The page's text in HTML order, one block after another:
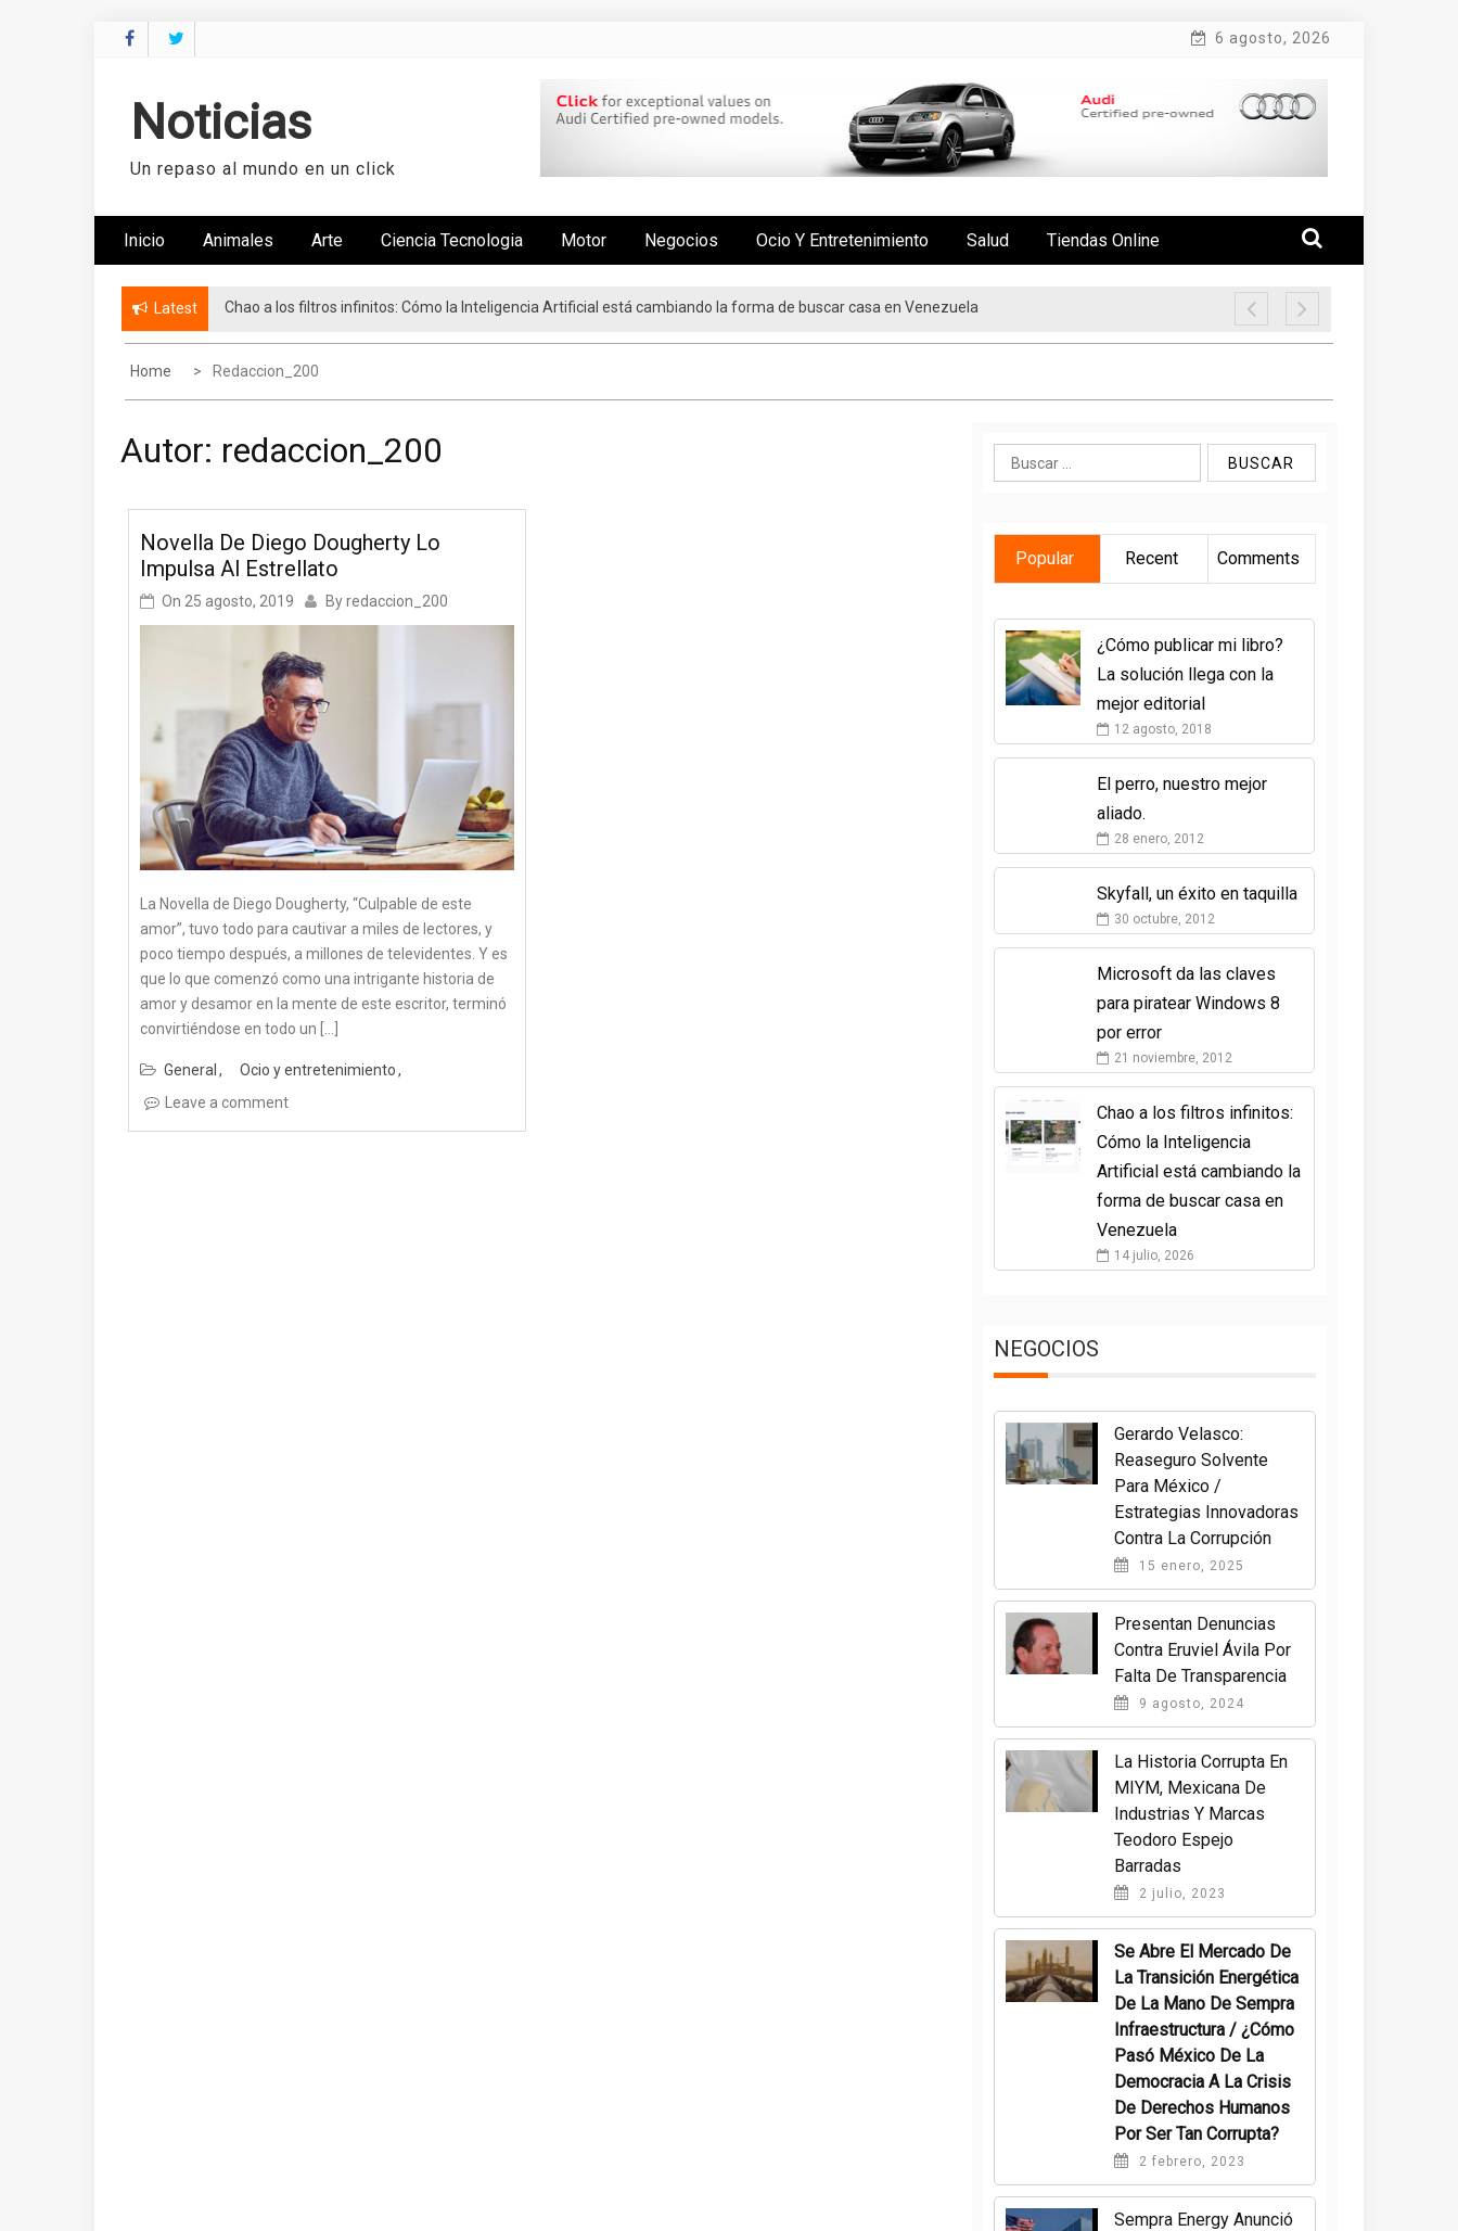
6 agosto, 2026
Noticias
Un repaso al mundo en un click
Inicio Animales Arte Ciencia Tecnologia Motor Negocios Ocio Y Entretenimiento Salud Tiendas Online
Latest Chao a los filtros infinitos: Cómo la Inteligencia Artificial está cambiando la forma de buscar casa en Venezuela
Fundación FUNO consolida su red de apoyo con más de 3.5 millones de beneficiarios
Home Redaccion_200
Autor: redaccion_200
Novella De Diego Dougherty Lo
Impulsa Al Estrellato
On 25 agosto, 2019 Byredaccion_200
La Novella de Diego Dougherty, “Culpable de este
amor”, tuvo todo para cautivar a miles de lectores, y
poco tiempo después, a millones de televidentes. Y es
que lo que comenzó como una intrigante historia de
amor y desamor en la mente de este escritor, terminó
convirtiéndose en todo un […]
General
Ocio y entretenimiento
Leave a comment
Buscar:
Popular Recent Comments
¿Cómo publicar mi libro?
La solución llega con la
mejor editorial
12 agosto, 2018
El perro, nuestro mejor
aliado.
28 enero, 2012
Skyfall, un éxito en taquilla
30 octubre, 2012
Microsoft da las claves
para piratear Windows 8
por error
21 noviembre, 2012
Chao a los filtros infinitos:
Cómo la Inteligencia
Artificial está cambiando la
forma de buscar casa en
Venezuela
14 julio, 2026
NEGOCIOS
Gerardo Velasco:
Reaseguro Solvente
Para México /
Estrategias Innovadoras
Contra La Corrupción
15 enero, 2025
Presentan Denuncias
Contra Eruviel Ávila Por
Falta De Transparencia
9 agosto, 2024
La Historia Corrupta En
MIYM, Mexicana De
Industrias Y Marcas
Teodoro Espejo
Barradas
2 julio, 2023
Se Abre El Mercado De
La Transición Energética
De La Mano De Sempra
Infraestructura / ¿Cómo
Pasó México De La
Democracia A La Crisis
De Derechos Humanos
Por Ser Tan Corrupta?
2 febrero, 2023
Sempra Energy Anunció